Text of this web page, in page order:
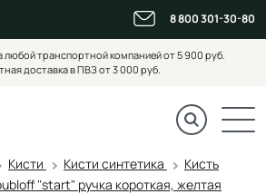
8 800 301-30-80
любой транспортной компанией от 5 900 руб.
доставка в ПВЗ от 3 000 руб.
Кисти Кисти синтетика
Кисть
"start" ручка короткая, желтая